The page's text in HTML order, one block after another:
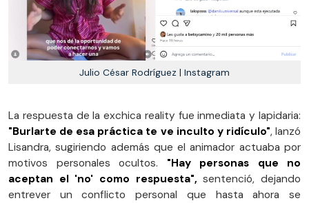
Julio César Rodríguez | Instagram
La respuesta de la exchica reality fue inmediata y lapidaria:
"Burlarte de esa práctica te ve inculto y ridículo", lanzó
Lisandra, sugiriendo además que el animador actuaba por
motivos personales ocultos. "Hay personas que no
aceptan el 'no' como respuesta", sentenció, dejando
entrever un conflicto personal que hasta ahora se